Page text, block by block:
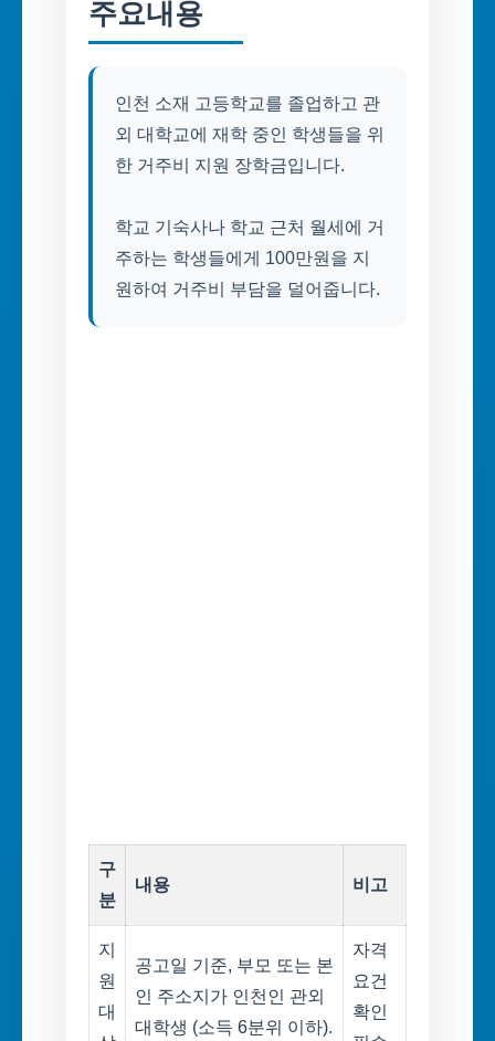
주요내용
인천 소재 고등학교를 졸업하고 관
외 대학교에 재학 중인 학생들을 위
한 거주비 지원 장학금입니다.
학교 기숙사나 학교 근처 월세에 거
주하는 학생들에게 100만원을 지
원하여 거주비 부담을 덜어줍니다.
구
분
내용 비고
지
원
대
공고일 기준, 부모 또는 본
인 주소지가 인천인 관외
대학생 (소득 6분위 이하).
자격
요건
확인